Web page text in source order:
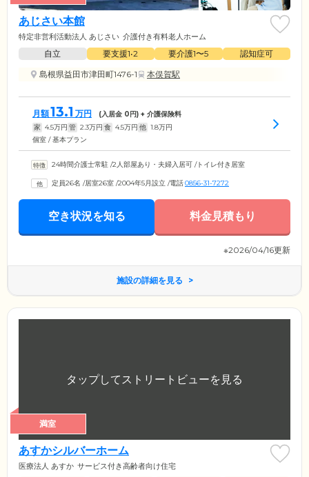
あじさい本館
特定非営利活動法人 あじさい 介護付き有料老人ホーム
自立 要支援1•2 要介護1〜5
認知症可
島根県益田市津田町1476-1
本俣賀駅
月額13.1 万円 (入居金 0円) + 介護保険料
家 4.5万円 管 2.3万円 食 4.5万円 他 1.8万円
個室 / 基本プラン
24時間介護士常駐 /2人部屋あり・夫婦入居可 /トイレ付き居室
定員26名 /居室26室 /2004年5月設立 /電話0856-31-7272
空き状況を知る 料金見積もり
※2026/04/16更新
施設の詳細を見る
満室
あすかシルバーホーム
医療法人 あすか サービス付き高齢者向け住宅